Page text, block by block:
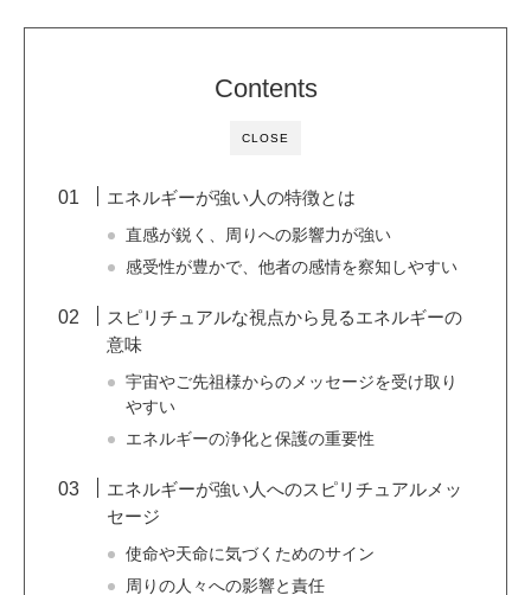
CLOSE
Contents
エネルギーが強い人の特徴とは
直感が鋭く、周りへの影響力が強い
感受性が豊かで、他者の感情を察知しやすい
スピリチュアルな視点から見るエネルギーの
意味
宇宙やご先祖様からのメッセージを受け取り
やすい
エネルギーの浄化と保護の重要性
エネルギーが強い人へのスピリチュアルメッ
セージ
使命や天命に気づくためのサイン
周りの人々への影響と責任